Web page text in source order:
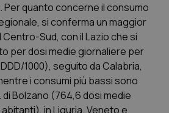
Per quanto concerne il consumo
si conferma un maggior
Sud, con il Lazio che si
per dosi medie giornaliere per
1000), seguito da Calabria,
i consumi più bassi sono
di Bolzano (764,6 dosi medie
in Liguria, Veneto e